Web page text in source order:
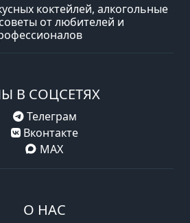
коктейлей, алкогольные
от любителей и
В СОЦСЕТЯХ
Телеграм
Вконтакте
MAX
О НАС